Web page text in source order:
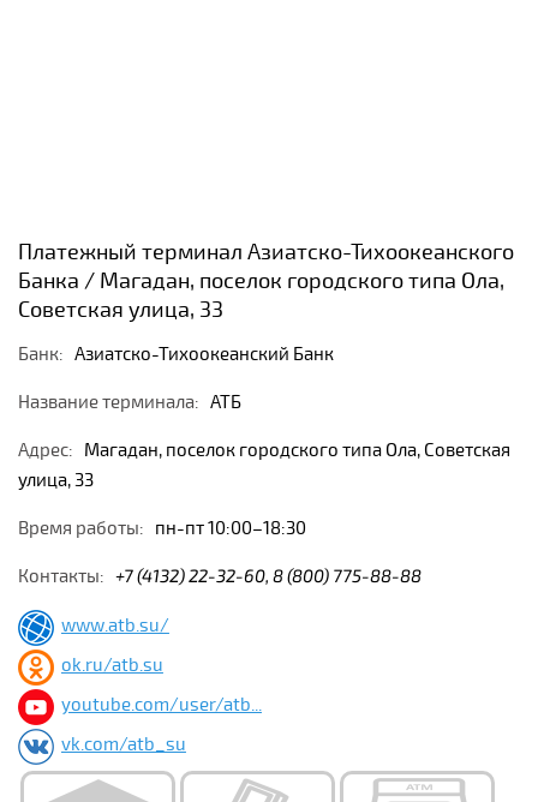
Платежный терминал Азиатско-Тихоокеанского
Банка / Магадан, поселок городского типа Ола,
Советская улица, 33
Банк: Азиатско-Тихоокеанский Банк
Название терминала: АТБ
Адрес:
Магадан, поселок городского типа Ола, Советская
улица, 33
Время работы: пн-пт 10:00–18:30
Контакты: +7 (4132) 22-32-60, 8 (800) 775-88-88
www.atb.su/
ok.ru/atb.su
youtube.com/user/atb...
vk.com/atb_su